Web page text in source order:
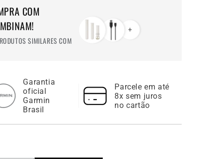
COM
SIMILARES COM
Garantia
oficial
Garmin
Brasil
Parcele em até
8x sem juros
no cartão